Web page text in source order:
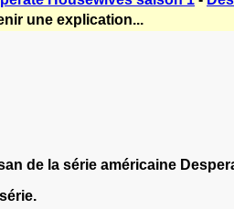
une explication...
de la série américaine